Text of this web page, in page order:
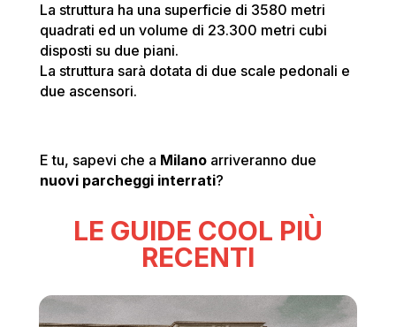
La struttura ha una superficie di 3580 metri
quadrati ed un volume di 23.300 metri cubi
disposti su due piani.
La struttura sarà dotata di due scale pedonali e
due ascensori.
E tu, sapevi che a Milanoarriveranno due
nuovi parcheggi interrati?
LE GUIDE COOL PIÙ
RECENTI